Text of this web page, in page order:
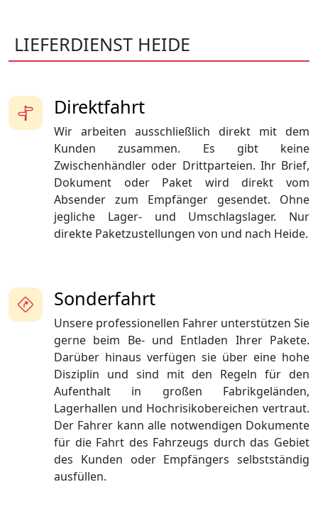
LIEFERDIENST HEIDE
Sonderfahrt
Unsere professionellen Fahrer unterstützen Sie
gerne beim Be- und Entladen Ihrer Pakete.
Darüber hinaus verfügen sie über eine hohe
Disziplin und sind mit den Regeln für den
Aufenthalt in großen Fabrikgeländen,
Lagerhallen und Hochrisikobereichen vertraut.
Der Fahrer kann alle notwendigen Dokumente
für die Fahrt des Fahrzeugs durch das Gebiet
des Kunden oder Empfängers selbstständig
ausfüllen.
Direktfahrt
Wir arbeiten ausschließlich direkt mit dem
Kunden zusammen. Es gibt keine
Zwischenhändler oder Drittparteien. Ihr Brief,
Dokument oder Paket wird direkt vom
Absender zum Empfänger gesendet. Ohne
jegliche Lager- und Umschlagslager. Nur
direkte Paketzustellungen von und nach Heide.